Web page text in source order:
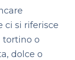
ci si riferisce
tortino o
dolce o